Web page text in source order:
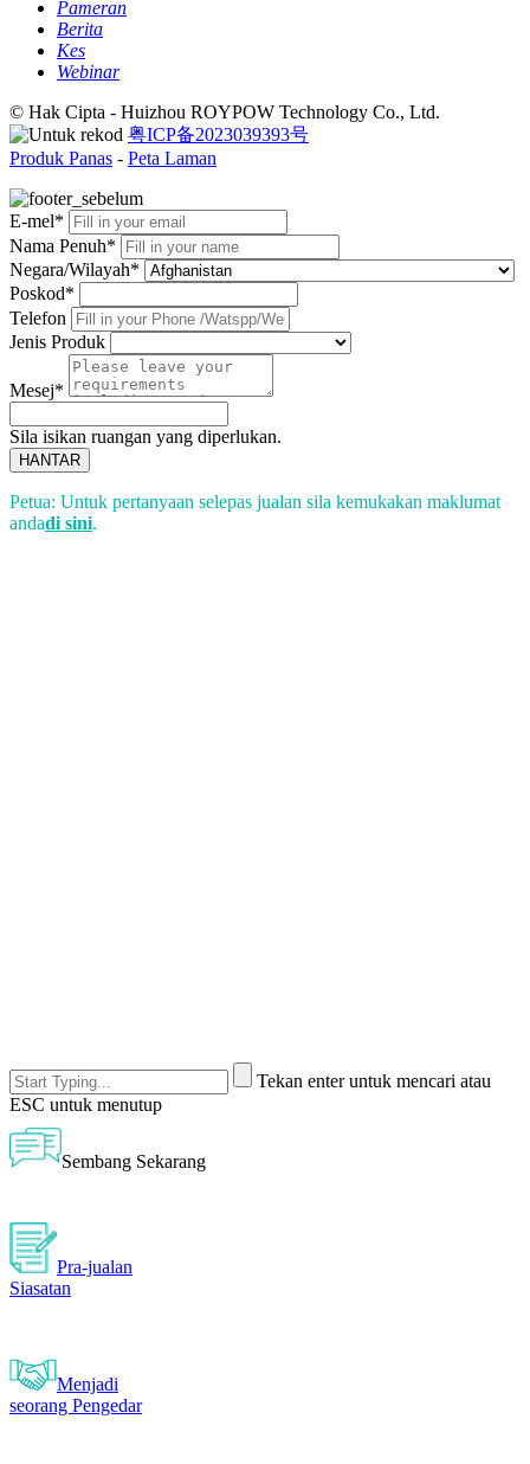
Pameran
Berita
Kes
Webinar
© Hak Cipta - Huizhou ROYPOW Technology Co., Ltd.
粤ICP备2023039393号
Produk Panas - Peta Laman
E-mel*
Nama Penuh*
Negara/Wilayah*
Poskod*
Telefon
Jenis Produk
Mesej*
Sila isikan ruangan yang diperlukan.
HANTAR
Petua: Untuk pertanyaan selepas jualan sila kemukakan maklumat
andadi sini.
Tekan enter untuk mencari atau
ESC untuk menutup
Sembang Sekarang
Pra-jualan
Siasatan
Menjadi
seorang Pengedar